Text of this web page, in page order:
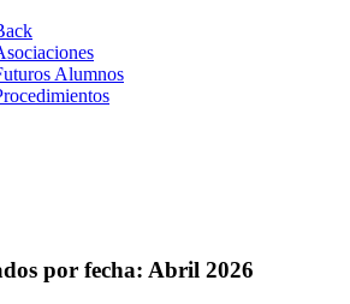
Alumnos
por fecha: Abril 2026